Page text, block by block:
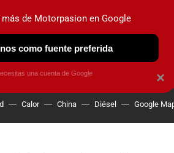
ELÉCTRICOS OBSERVATORIO
Calor China Diésel Google
×
más de Motorpasion en Google
como fuente preferida
una cuenta de Google